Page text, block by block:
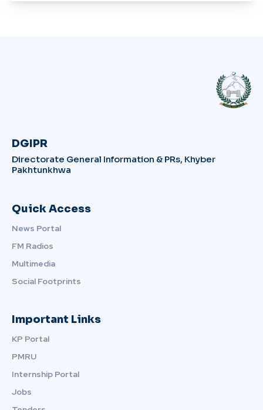
DGIPR
Directorate General Information & PRs, Khyber
Pakhtunkhwa
Quick Access
News Portal
FM Radios
Multimedia
Social Footprints
Important Links
KP Portal
PMRU
Internship Portal
Jobs